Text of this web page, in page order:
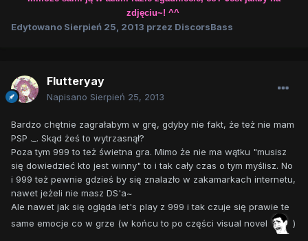
zdjęciu~! ^^
Edytowano Sierpień 25, 2013 przez DiscorsBass
Flutteryay
Napisano Sierpień 25, 2013
Bardzo chętnie zagrałabym w grę, gdyby nie fakt, że też nie mam
PSP ._. Skąd żeś to wytrzasnął?
Poza tym 999 to też świetna gra. Mimo że nie ma wątku "musisz
się dowiedzieć kto jest winny" to i tak cały czas o tym myślisz. No
i 999 też pewnie gdzieś by się znalazło w zakamarkach internetu,
nawet jeżeli nie masz DS'a~
Ale nawet jak się ogląda let's play z 999 i tak czuje się prawie te
same emocje co w grze (w końcu to po części visual novel
)